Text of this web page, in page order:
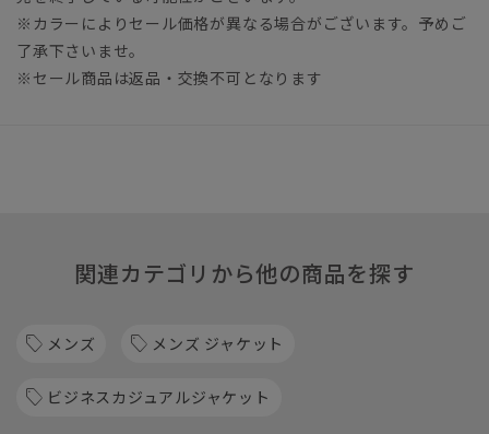
※カラーによりセール価格が異なる場合がございます。予めご
了承下さいませ。
※セール商品は返品・交換不可となります
関連カテゴリから他の商品を探す
メンズ メンズ ジャケット
ビジネスカジュアルジャケット